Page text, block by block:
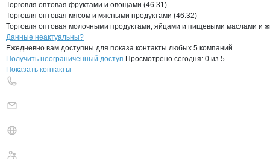
Торговля оптовая фруктами и овощами (46.31)
Торговля оптовая мясом и мясными продуктами (46.32)
Торговля оптовая молочными продуктами, яйцами и пищевыми маслами и
Контактыкомпании
+7(800)000-00-..
Данные неактуальны?
Ежедневно вам доступны для показа контакты любых 5 компаний.
Получить неограниченный доступ Просмотрено сегодня: 0 из 5
Показать контакты